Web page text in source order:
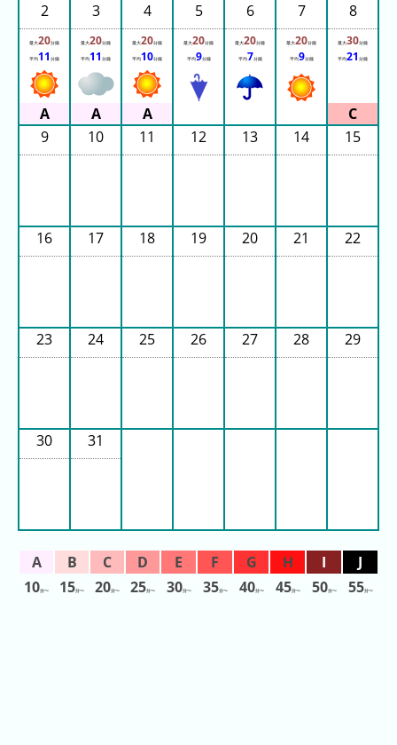
Sagami
Lake
Pleasure
Forest
Asakusa
Hanayashiki
テ
ン
2
最大20分鐘
平均11 分鐘
3
最大20分鐘
平均11 分鐘
4
最大20分鐘
平均10分鐘
5
最大20分鐘
平均9分鐘
6
最大20分鐘
平均7分鐘
7
最大20分鐘
平均9分鐘
8
最大30分鐘
平均21 分鐘
9 10 11 12 13 14 15
16 17 18 19 20 21 22
23 24 25 26 27 28 29
30 31
10分〜 15分〜 20分〜 25分〜 30分〜 35分〜 40分〜 45分〜 50分〜 55分〜